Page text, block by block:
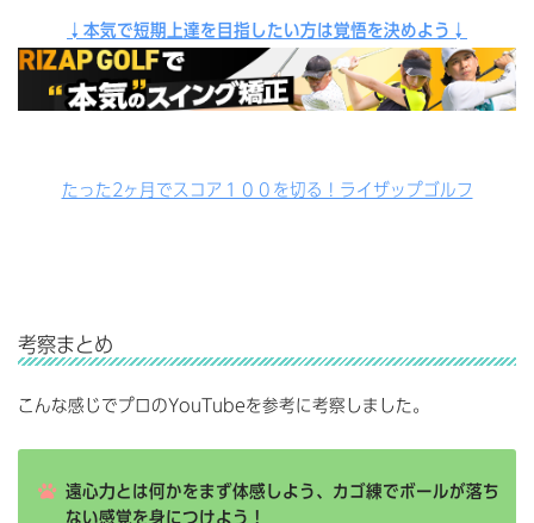
↓本気で短期上達を目指したい方は覚悟を決めよう↓
たった2ヶ月でスコア１００を切る！ライザップゴルフ
考察まとめ
こんな感じでプロのYouTubeを参考に考察しました。
遠心力とは何かをまず体感しよう、カゴ練でボールが落ち
ない感覚を身につけよう！